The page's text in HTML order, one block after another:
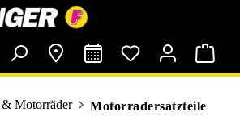
Motorräder Motorradersatzteile